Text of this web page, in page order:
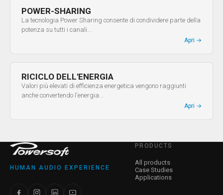
POWER-SHARING
La tecnologia Power Sharing consente di condividere parte della
potenza su tutti i canali...
Apri →
RICICLO DELL'ENERGIA
Valori più elevati di efficienza energetica vengono raggiunti
anche convertendo l'energia...
Apri →
HUMAN AUDIO EXPERIENCE
PRODUCTS
All products
Case Studies
Applications